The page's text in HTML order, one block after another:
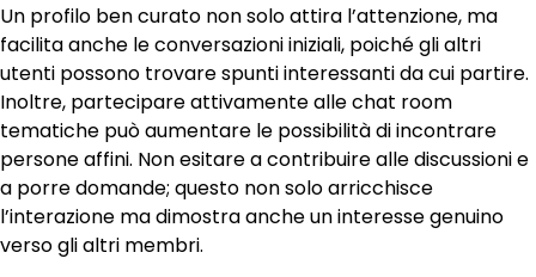
Un profilo ben curato non solo attira l’attenzione, ma
facilita anche le conversazioni iniziali, poiché gli altri
utenti possono trovare spunti interessanti da cui partire.
Inoltre, partecipare attivamente alle chat room
tematiche può aumentare le possibilità di incontrare
persone affini. Non esitare a contribuire alle discussioni e
a porre domande; questo non solo arricchisce
l’interazione ma dimostra anche un interesse genuino
verso gli altri membri.